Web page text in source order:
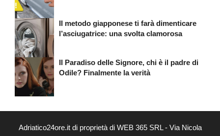
Il metodo giapponese ti farà dimenticare
l’asciugatrice: una svolta clamorosa
Il Paradiso delle Signore, chi è il padre di
Odile? Finalmente la verità
Adriatico24ore.it di proprietà di WEB 365 SRL - Via Nicola